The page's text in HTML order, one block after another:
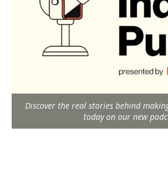
Discover the real stories behind
today on our new